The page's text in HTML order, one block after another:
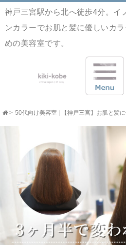
神戸三宮駅から北へ徒歩4分。イ
ンカラーでお肌と髪に優しいカ
めの美容室です。
> 50代向け美容室 | 【神戸三宮】お肌と髪